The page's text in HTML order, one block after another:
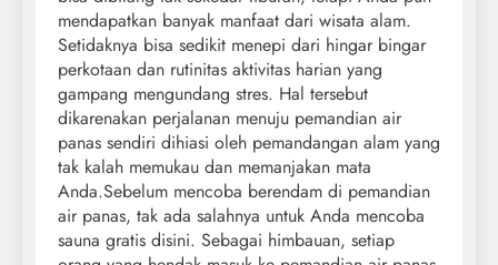
mendapatkan banyak manfaat dari wisata alam.
Setidaknya bisa sedikit menepi dari hingar bingar
perkotaan dan rutinitas aktivitas harian yang
gampang mengundang stres. Hal tersebut
dikarenakan perjalanan menuju pemandian air
panas sendiri dihiasi oleh pemandangan alam yang
tak kalah memukau dan memanjakan mata
Anda.Sebelum mencoba berendam di pemandian
air panas, tak ada salahnya untuk Anda mencoba
sauna gratis disini. Sebagai himbauan, setiap